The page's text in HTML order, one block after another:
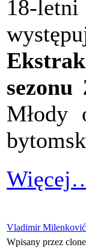
18-
sezonu
Młody
Vladimir
Wpisany przez